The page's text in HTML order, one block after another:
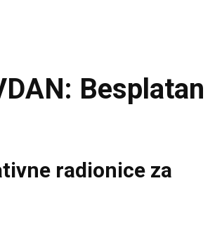
Besplatan
radionice za